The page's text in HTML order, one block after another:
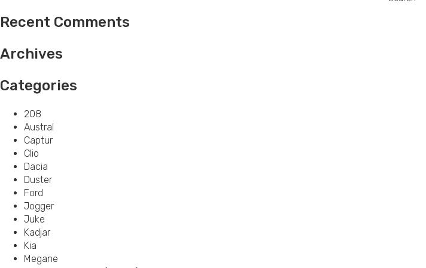
Recent Comments
Archives
Categories
208
Austral
Captur
Clio
Dacia
Duster
Ford
Jogger
Juke
Kadjar
Kia
Megane